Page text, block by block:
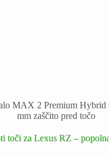
toči za Lexus RZ –